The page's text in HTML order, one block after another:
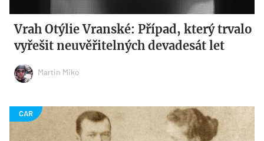
Vrah Otýlie Vranské: Případ, který trvalo
vyřešit neuvěřitelných devadesát let
Martin Miko